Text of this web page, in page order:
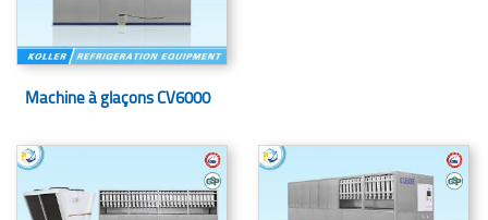
Machine à glaçons CV6000